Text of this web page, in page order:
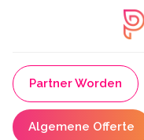
Partner Worden
Algemene Offerte